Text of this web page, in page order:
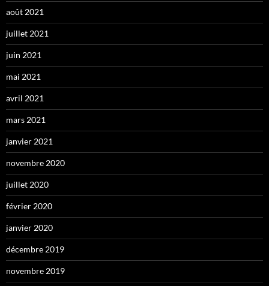
août 2021
juillet 2021
juin 2021
mai 2021
avril 2021
mars 2021
janvier 2021
novembre 2020
juillet 2020
février 2020
janvier 2020
décembre 2019
novembre 2019